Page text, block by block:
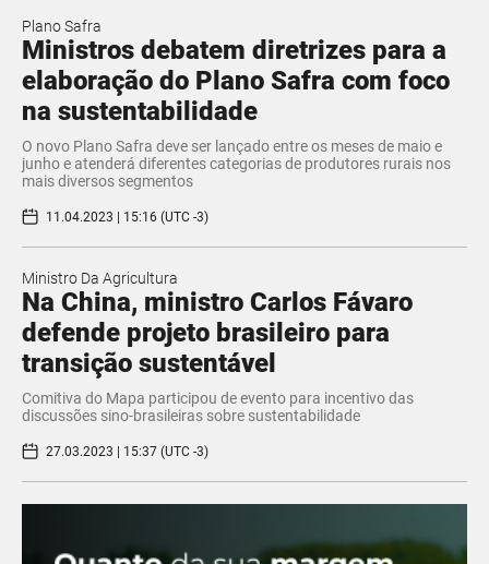
Plano Safra
Ministros debatem diretrizes para a
elaboração do Plano Safra com foco
na sustentabilidade
O novo Plano Safra deve ser lançado entre os meses de maio e
junho e atenderá diferentes categorias de produtores rurais nos
mais diversos segmentos
11.04.2023 | 15:16 (UTC -3)
Ministro Da Agricultura
Na China, ministro Carlos Fávaro
defende projeto brasileiro para
transição sustentável
Comitiva do Mapa participou de evento para incentivo das
discussões sino-brasileiras sobre sustentabilidade
27.03.2023 | 15:37 (UTC -3)